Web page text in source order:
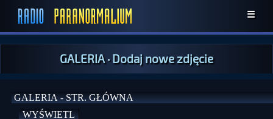
☰
GALERIA · Dodaj nowe zdjęcie